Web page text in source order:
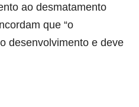
ao desmatamento
que “o
desenvolvimento e deve